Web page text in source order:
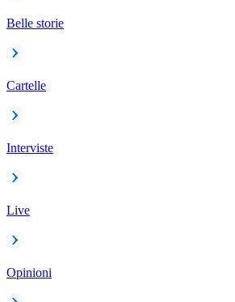
Belle storie
Cartelle
Interviste
Live
Opinioni